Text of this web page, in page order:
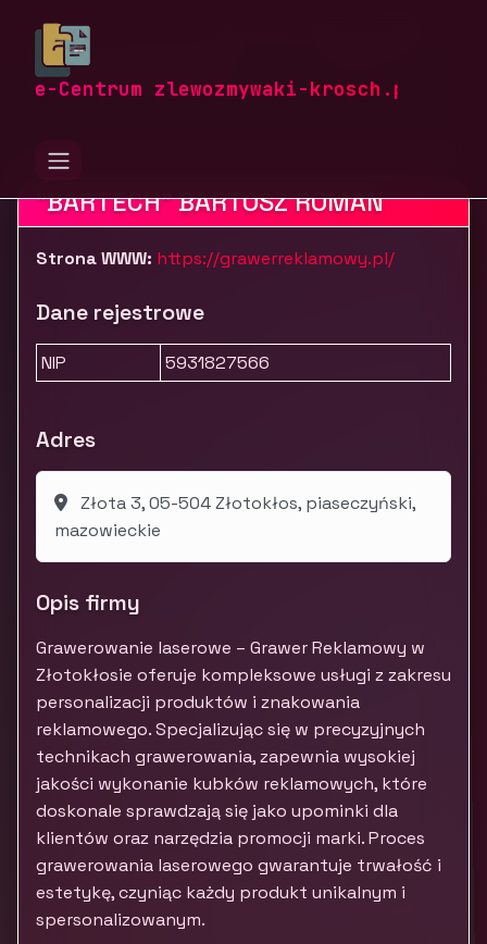
e-Centrum zlewozmywaki-krosch.pl
zlewozmywaki-krosch.pl
Pozostałe usługi B2B
Grawerowanie laserowe - Grawer Reklamowy
"BARTECH" BARTOSZ ROMAN
Strona WWW: https://grawerreklamowy.pl/
Dane rejestrowe
NIP 5931827566
Adres
Złota 3, 05-504 Złotokłos, piaseczyński,
mazowieckie
Opis firmy
Grawerowanie laserowe – Grawer Reklamowy w
Złotokłosie oferuje kompleksowe usługi z zakresu
personalizacji produktów i znakowania
reklamowego. Specjalizując się w precyzyjnych
technikach grawerowania, zapewnia wysokiej
jakości wykonanie kubków reklamowych, które
doskonale sprawdzają się jako upominki dla
klientów oraz narzędzia promocji marki. Proces
grawerowania laserowego gwarantuje trwałość i
estetykę, czyniąc każdy produkt unikalnym i
spersonalizowanym.